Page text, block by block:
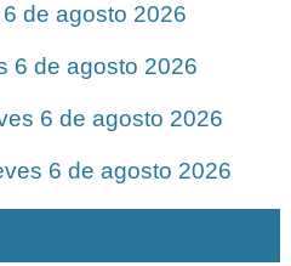
de agosto 2026
6 de agosto 2026
6 de agosto 2026
6 de agosto 2026